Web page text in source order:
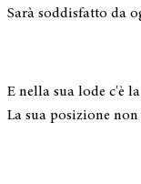
Sarà soddisfatto da
E nella sua lode c'è
La sua posizione